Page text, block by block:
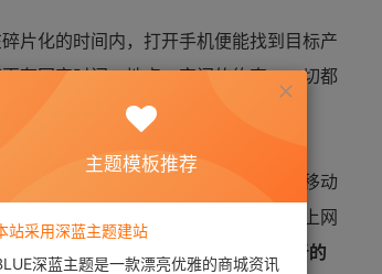
片化的时间内，打开手机便能找到目标产
有固定时间、地点、空间的约束，一切都
GIF格式、视频模式，一切业态接受移动
也借着智能手机奔跑起来。以前多数上网
多人开始进入手机预订年代。这是新的
主题模板推荐
站采用深蓝主题建站
深蓝主题是一款漂亮优雅的商城资讯